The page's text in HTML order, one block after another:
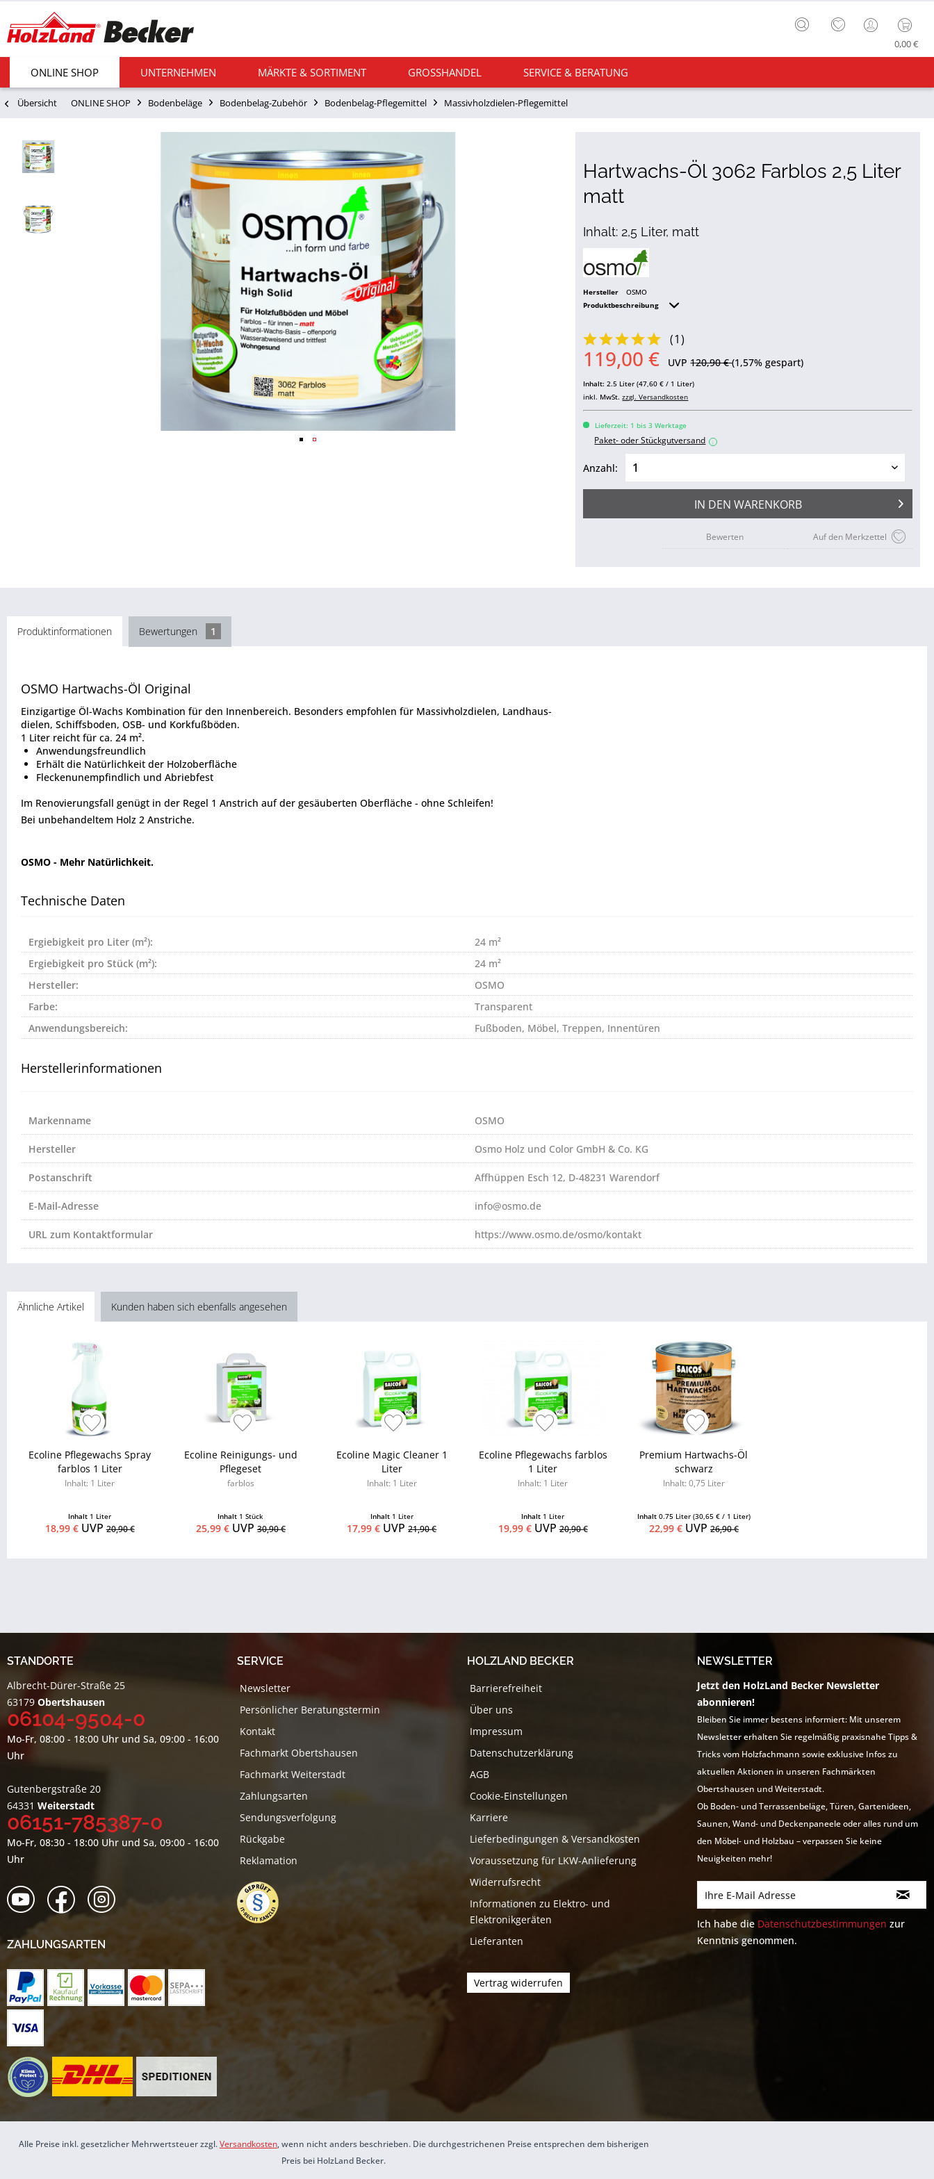
0,00 €
ONLINE SHOP UNTERNEHMEN MÄRKTE & SORTIMENT GROSSHANDEL SERVICE & BERATUNG
Übersicht ONLINE SHOP Bodenbeläge Bodenbelag-Zubehör Bodenbelag-Pflegemittel Massivholzdielen-Pflegemittel
Hartwachs-Öl 3062 Farblos 2,5 Liter
matt
Inhalt: 2,5 Liter, matt
Hersteller
OSMO
Produktbeschreibung
(1)
119,00 € UVP120,90 €(1,57% gespart)
Inhalt:2.5 Liter (47,60 € / 1 Liter)
inkl. MwSt.zzgl. Versandkosten
Lieferzeit: 1 bis 3 Werktage
Paket- oder Stückgutversand i
Anzahl:
IN DEN WARENKORB
Auf den Merkzettel
Bewerten
Produktinformationen Bewertungen 1
OSMO Hartwachs-Öl Original
Einzigartige Öl-Wachs Kombination für den Innenbereich. Besonders empfohlen für Massivholzdielen, Landhaus-
dielen, Schiffsboden, OSB- und Korkfußböden.
1 Liter reicht für ca. 24 m².
Anwendungsfreundlich
Erhält die Natürlichkeit der Holzoberfläche
Fleckenunempfindlich und Abriebfest
Im Renovierungsfall genügt in der Regel 1 Anstrich auf der gesäuberten Oberfläche - ohne Schleifen!
Bei unbehandeltem Holz 2 Anstriche.
OSMO - Mehr Natürlichkeit.
Technische Daten
Ergiebigkeit pro Liter (m²):
24 m²
Ergiebigkeit pro Stück (m²):
24 m²
Hersteller:
OSMO
Farbe:
Transparent
Anwendungsbereich:
Fußboden, Möbel, Treppen, Innentüren
Herstellerinformationen
Markenname OSMO
Hersteller Osmo Holz und Color GmbH & Co. KG
Postanschrift Affhüppen Esch 12, D-48231 Warendorf
E-Mail-Adresse info@osmo.de
URL zum Kontaktformular https://www.osmo.de/osmo/kontakt
Ähnliche Artikel Kunden haben sich ebenfalls angesehen
Ecoline Pflegewachs Spray
farblos 1 Liter
Inhalt: 1 Liter
Inhalt 1 Liter
18,99 €UVP20,90 €
Ecoline Reinigungs- und
Pflegeset
farblos
Inhalt 1 Stück
25,99 €UVP 30,90 €
Ecoline Magic Cleaner 1
Liter
Inhalt: 1 Liter
Inhalt 1 Liter
17,99 € UVP21,90 €
Ecoline Pflegewachs farblos
1 Liter
Inhalt: 1 Liter
Inhalt 1 Liter
19,99 €UVP20,90 €
Premium Hartwachs-Öl
schwarz
Inhalt: 0,75 Liter
Inhalt 0.75 Liter (30,65 € / 1 Liter)
22,99 €UVP 26,90 €
STANDORTE
Albrecht-Dürer-Straße 25
63179 Obertshausen
06104-9504-0
Mo-Fr, 08:00 - 18:00 Uhr und Sa, 09:00 - 16:00
Uhr
Gutenbergstraße 20
64331 Weiterstadt
06151-785387-0
Mo-Fr, 08:30 - 18:00 Uhr und Sa, 09:00 - 16:00
Uhr
ZAHLUNGSARTEN
SERVICE
Newsletter
Persönlicher Beratungstermin
Kontakt
Fachmarkt Obertshausen
Fachmarkt Weiterstadt
Zahlungsarten
Sendungsverfolgung
Rückgabe
Reklamation
HOLZLAND BECKER
Barrierefreiheit
Über uns
Impressum
Datenschutzerklärung
AGB
Cookie-Einstellungen
Karriere
Lieferbedingungen & Versandkosten
Voraussetzung für LKW-Anlieferung
Widerrufsrecht
Informationen zu Elektro- und
Elektronikgeräten
Lieferanten
Vertrag widerrufen
NEWSLETTER
Jetzt den HolzLand Becker Newsletter
abonnieren!
Bleiben Sie immer bestens informiert: Mit unserem
Newsletter erhalten Sie regelmäßig praxisnahe Tipps &
Tricks vom Holzfachmann sowie exklusive Infos zu
aktuellen Aktionen in unseren Fachmärkten
Obertshausen und Weiterstadt.
Ob Boden- und Terrassenbeläge, Türen, Gartenideen,
Saunen, Wand- und Deckenpaneele oder alles rund um
den Möbel- und Holzbau – verpassen Sie keine
Neuigkeiten mehr!
Ich habe die Datenschutzbestimmungen zur
Kenntnis genommen.
Alle Preise inkl. gesetzlicher Mehrwertsteuer zzgl.Versandkosten, wenn nicht anders beschrieben. Die durchgestrichenen Preise entsprechen dem bisherigen
Preis bei HolzLand Becker.